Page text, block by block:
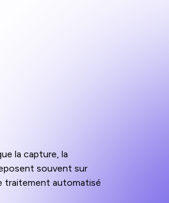
la capture, la
souvent sur
traitement automatisé